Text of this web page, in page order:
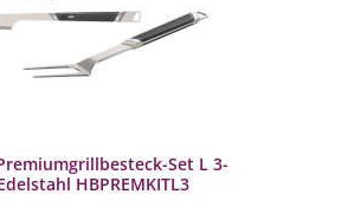
Set L 3-
HBPREMKITL3